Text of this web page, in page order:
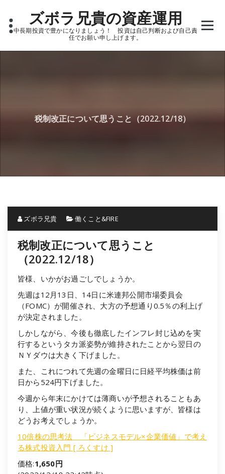
content ズボラ兄貴の資産運用
中長期投資で豊かになりましょう！ 投資は自己判断および自己責
任でお願い申し上げます。
税制改正について思うこと（2022.12/18）
ズボラ兄貴 働くこと&FIRE
税制改正について思うこと
（2022.12/18）
皆様、いかがお過ごしでしょうか。
先週は12月13日、14日に米連邦公開市場委員会
（FOMC）が開催され、大方の予想通り0.5％の利上げ
が決定されました。
しかしながら、今後も徹底したインフレ封じ込めを実
行するというタカ派姿勢が維持されたことから翌日の
ＮＹダウは大きく下げました。
また、これにつれて先週の金曜日に日経平均株価は前
日から524円下げました。
今週から年末にかけては薄商いが予想されることもあ
り、上値が重い状況が続くように思いますが、皆様は
どうお考えでしょうか。
10倍株の思考法 「ビジネスモデル×企業価値」で考え
る株式投資入門 [ ろくすけ ]
価格:1,650円